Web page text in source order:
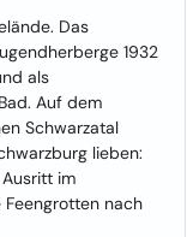
Das
1932
als
Auf dem
Schwarzatal
lieben:
im
nach